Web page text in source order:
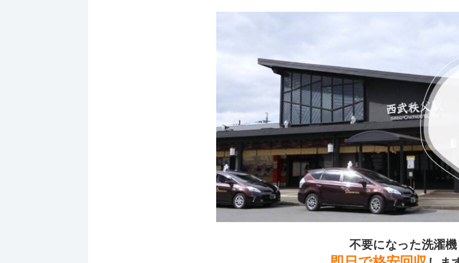
不要になった洗濯機